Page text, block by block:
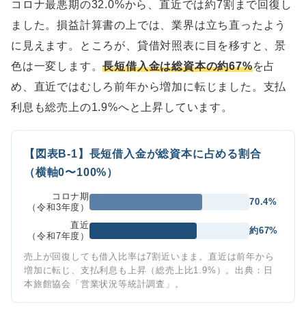
コロナ最悪期の32.0%から、直近では約7割まで回復し
ました。損益計算書の上では、業界は立ち直ったよう
に見えます。ところが、貸借対照表に目を移すと、景
色は一変します。長短借入金は総資本の約67%を占
め、直近ではむしろ前年から増加に転じました。支払
利息も総売上の1.9%へと上昇しています。
【図表B-1】長短借入金が総資本に占める割合
（横軸0〜100%）
コロナ期
（令和3年度）
70.4%
直近
（令和7年度）
約67%
売上が回復しても借入比率は7割近いまま。直近は前年から
増加に転じ、支払利息も上昇（総売上比1.9%）。出典：日
本旅館協会「営業状況等統計調査」。